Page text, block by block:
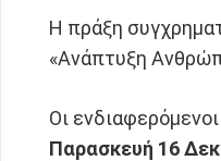
Η πράξη
«Ανάπτυξη
Οι
Παρασκευή 16